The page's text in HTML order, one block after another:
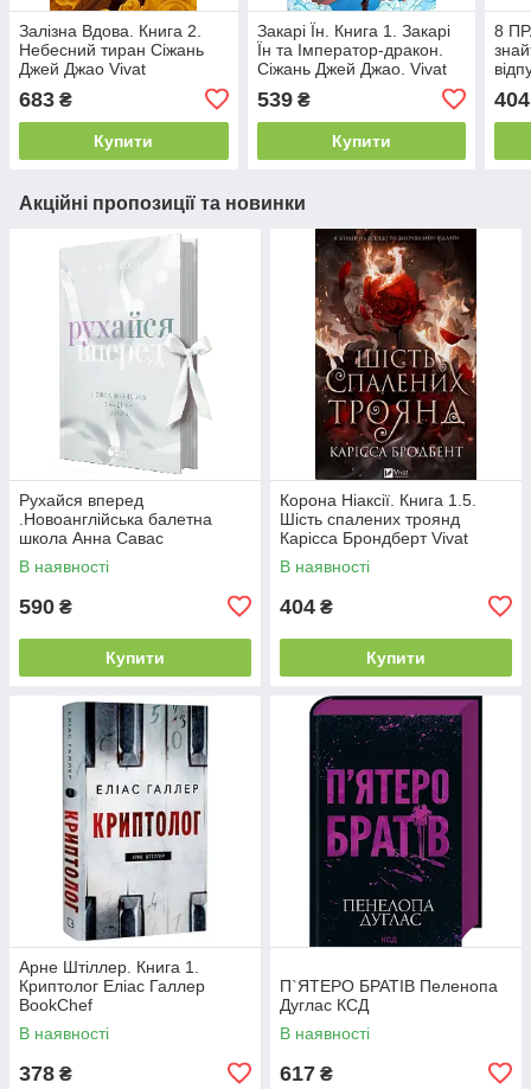
Залізна Вдова. Книга 2.
Небесний тиран Сіжань
Джей Джао Vivat
683 ₴
Купити
Закарі Їн. Книга 1. Закарі
Їн та Імператор-дракон.
Сіжань Джей Джао. Vivat
539₴
Купити
8
404
Акційні пропозиції та новинки
Рухайся вперед
.Новоанглійська балетна
школа Анна Савас
READBERRY
В наявності
590 ₴
Купити
Корона Ніаксії. Книга 1.5.
Шість спалених троянд
Карісса Брондберт Vivat
В наявності
404 ₴
Купити
Арне Штіллер. Книга 1.
Криптолог Еліас Галлер
BookChef
В наявності
378 ₴
П`ЯТЕРО БРАТІВ Пеленопа
Дуглас КСД
В наявності
617 ₴